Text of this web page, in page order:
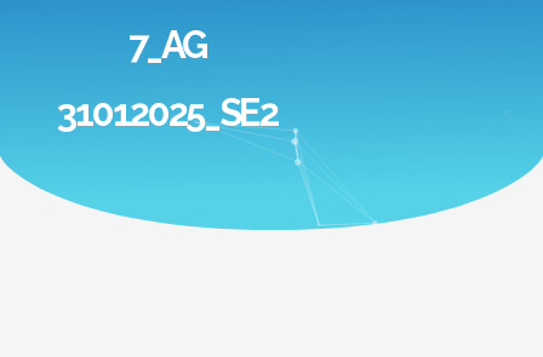
7_AG
31012025_SE2